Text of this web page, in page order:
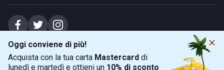
Oggi conviene di più!
Acquista con la tua carta Mastercard di
lunedì e martedì e ottieni un 10% di sconto
Spiagge Srl - Sede legale: Via Marecchiese 48, 47923 Rimini (RN), IT -
capitale sociale Euro 31245,57 - Iscritta al registro delle imprese di Rimini
Sede operativa: Via Flaminia 180, 47924 Rimini (RN), IT
+39 0541 772375